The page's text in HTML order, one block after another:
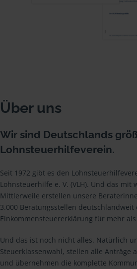
Über uns
Wir sind Deutschlands
Lohnsteuerhilfeverein.
Seit 1972 gibt es den
Lohnsteuerhilfe e. V. (VLH). Und das mit
Mittlerweile erstellen unsere
3.000 Beratungsstellen deutschlandweit
Einkommensteuererklärung für mehr
Und das ist noch nicht alles. Natürlich
Steuerklassenwahl, stellen alle Anträge
und übernehmen die komplette